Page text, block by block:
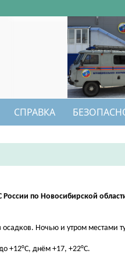
СПРАВКА
по Новосибирской
осадков. Ночью и утром местами
+12°С, днём +17, +22°С.